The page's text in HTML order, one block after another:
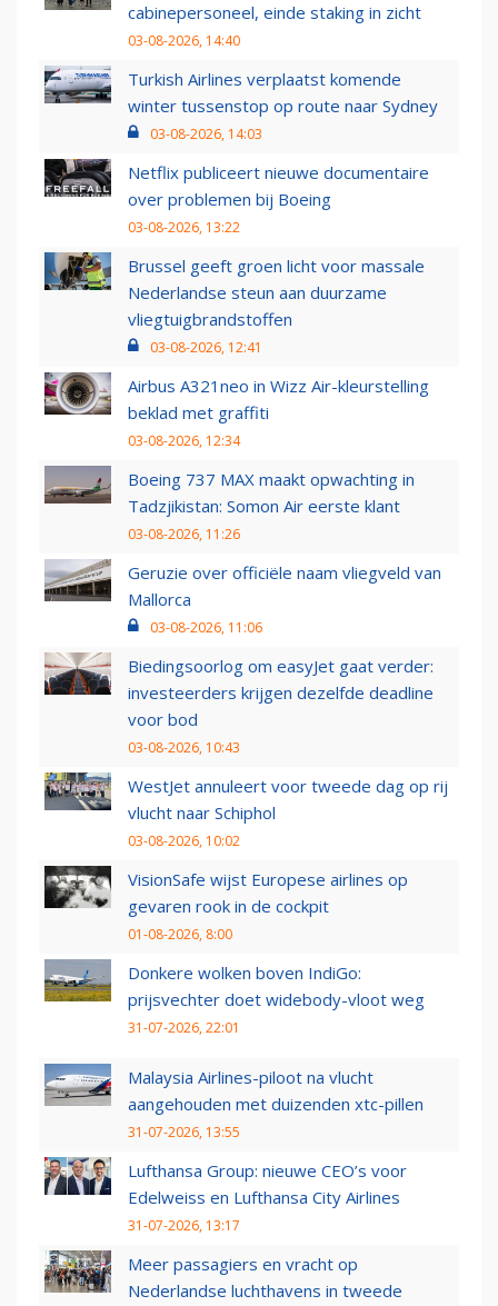
cabinepersoneel, einde staking in zicht
03-08-2026, 14:40
Turkish Airlines verplaatst komende
winter tussenstop op route naar Sydney
03-08-2026, 14:03
Netflix publiceert nieuwe documentaire
over problemen bij Boeing
03-08-2026, 13:22
Brussel geeft groen licht voor massale
Nederlandse steun aan duurzame
vliegtuigbrandstoffen
03-08-2026, 12:41
Airbus A321neo in Wizz Air-kleurstelling
beklad met graffiti
03-08-2026, 12:34
Boeing 737 MAX maakt opwachting in
Tadzjikistan: Somon Air eerste klant
03-08-2026, 11:26
Geruzie over officiële naam vliegveld van
Mallorca
03-08-2026, 11:06
Biedingsoorlog om easyJet gaat verder:
investeerders krijgen dezelfde deadline
voor bod
03-08-2026, 10:43
WestJet annuleert voor tweede dag op rij
vlucht naar Schiphol
03-08-2026, 10:02
VisionSafe wijst Europese airlines op
gevaren rook in de cockpit
01-08-2026, 8:00
Donkere wolken boven IndiGo:
prijsvechter doet widebody-vloot weg
31-07-2026, 22:01
Malaysia Airlines-piloot na vlucht
aangehouden met duizenden xtc-pillen
31-07-2026, 13:55
Lufthansa Group: nieuwe CEO’s voor
Edelweiss en Lufthansa City Airlines
31-07-2026, 13:17
Meer passagiers en vracht op
Nederlandse luchthavens in tweede